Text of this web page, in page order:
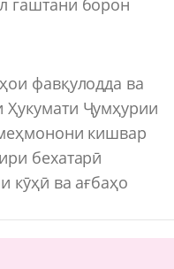
фавқулодда ва
Ҷумҳурии
кишвар
бехатарӣ
кӯҳӣ ва ағбаҳо